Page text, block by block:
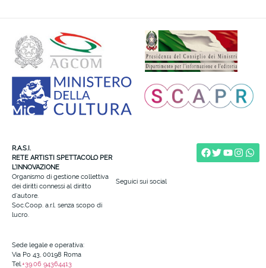
R.A.S.I.
RETE ARTISTI SPETTACOLO PER
L’INNOVAZIONE
Organismo di gestione collettiva
dei diritti connessi al diritto
d’autore.
Soc.Coop. a.r.l. senza scopo di
lucro.
Seguici sui social
Sede legale e operativa:
Via Po 43, 00198 Roma
Tel. +39.06 94364413